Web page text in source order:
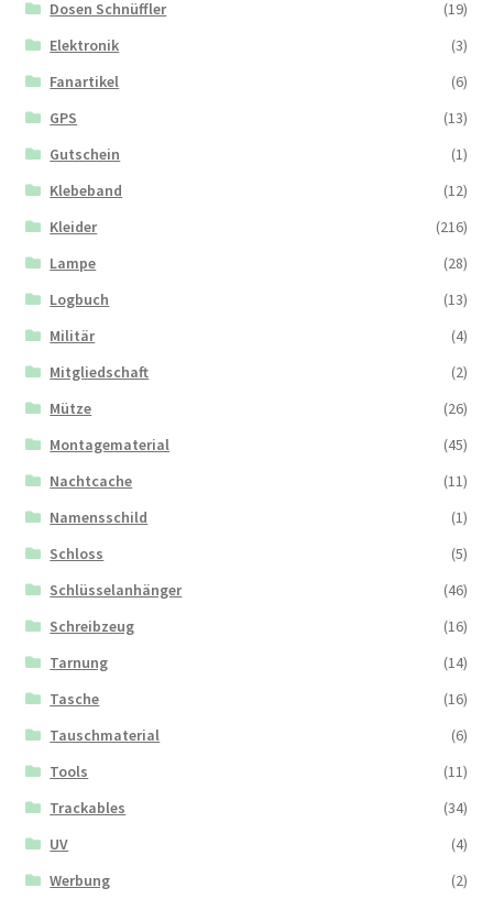
Dosen Schnüffler
(19)
Elektronik
(3)
Fanartikel
(6)
GPS
(13)
Gutschein
(1)
Klebeband
(12)
Kleider
(216)
Lampe
(28)
Logbuch
(13)
Militär
(4)
Mitgliedschaft
(2)
Mütze
(26)
Montagematerial
(45)
Nachtcache
(11)
Namensschild
(1)
Schloss
(5)
Schlüsselanhänger
(46)
Schreibzeug
(16)
Tarnung
(14)
Tasche
(16)
Tauschmaterial
(6)
Tools
(11)
Trackables
(34)
UV
(4)
Werbung
(2)